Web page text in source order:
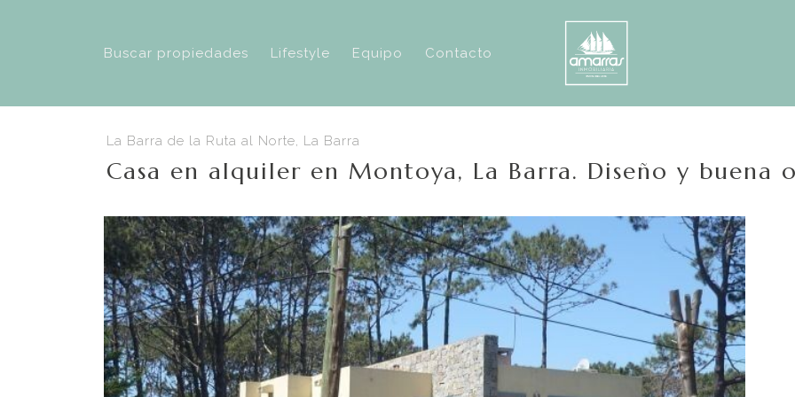
Buscar propiedades Lifestyle Equipo Contacto
La Barra de la Ruta al Norte, La Barra
Casa en alquiler en Montoya, La Barra. Diseño y buena